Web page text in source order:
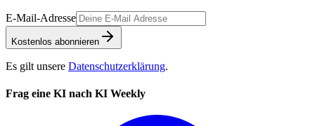
E-Mail-Adresse
Kostenlos abonnieren
Es gilt unsere Datenschutzerklärung.
Frag eine KI nach KI Weekly